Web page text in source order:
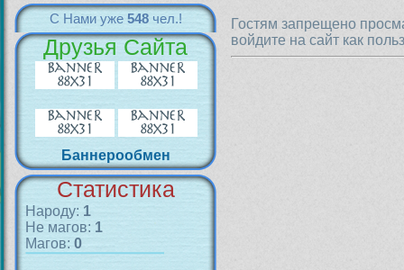
С Нами уже 548чел.!
Друзья Сайта
Баннерообмен
Статистика
Народу: 1
Не магов: 1
Магов: 0
Гостям запрещено
войдите на сайт как